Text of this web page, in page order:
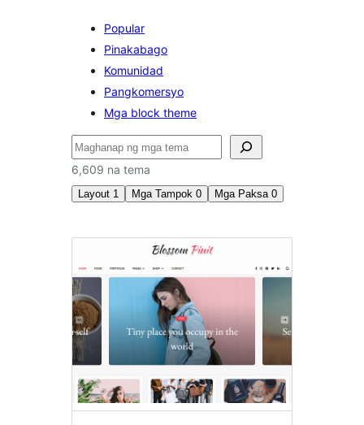
Popular
Pinakabago
Komunidad
Pangkomersyo
Mga block theme
Maghanap
6,609 na tema
Layout 1 Mga Tampok 0 Mga Paksa 0
kolum